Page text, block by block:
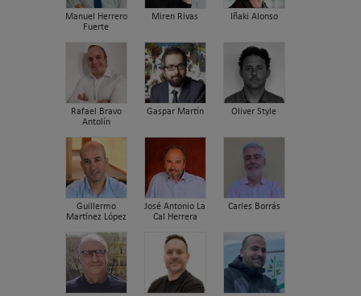
Manuel Herrero
Fuerte
Miren Rivas Iñaki Alonso
Rafael Bravo
Antolín
Gaspar Martín Oliver Style
Guillermo
Martínez López
José Antonio La
Cal Herrera
Carles Borrás